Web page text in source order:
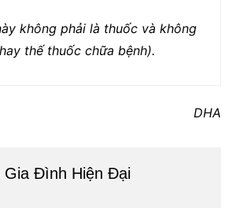
không phải là thuốc và không
thế thuốc chữa bệnh).
DHA
Gia Đình Hiện Đại